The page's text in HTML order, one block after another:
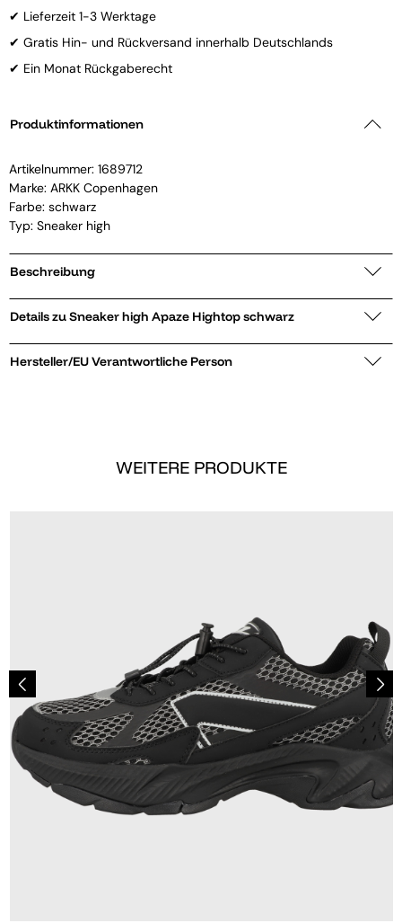
✔ Lieferzeit 1-3 Werktage
✔ Gratis Hin- und Rückversand innerhalb Deutschlands
✔ Ein Monat Rückgaberecht
Produktinformationen
Artikelnummer: 1689712
Marke: ARKK Copenhagen
Farbe: schwarz
Typ: Sneaker high
Beschreibung
Details zu Sneaker high Apaze Hightop schwarz
Hersteller/EU Verantwortliche Person
WEITERE PRODUKTE